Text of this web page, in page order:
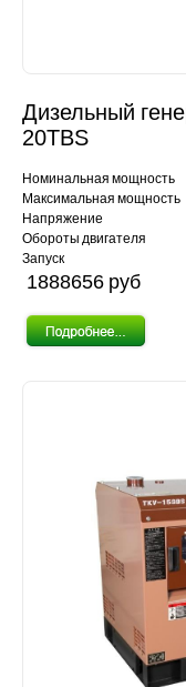
Дизельный
20TBS
Номинальная мощность
Максимальная мощность
Напряжение
Обороты двигателя
Запуск
1888656 pуб